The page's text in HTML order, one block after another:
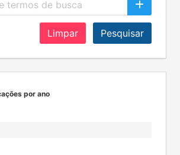
Limpar Pesquisar
por ano